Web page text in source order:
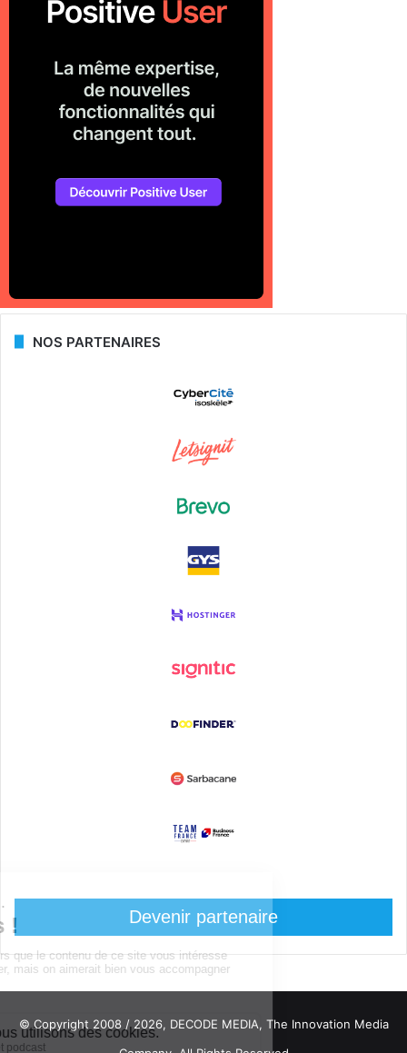
NOS PARTENAIRES
Devenir partenaire
© Copyright 2008 / 2026, DECODE MEDIA, The Innovation Media